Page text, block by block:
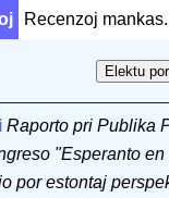
Recenzoj mankas.
Raporto pri Publika
"Esperanto
por estontaj